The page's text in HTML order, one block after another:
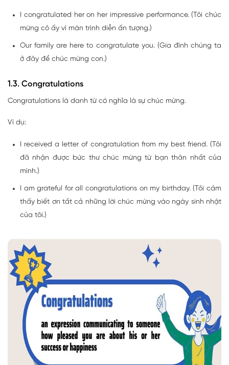
I congratulated her on her impressive performance. (Tôi chúc
mừng cô ấy vì màn trình diễn ấn tượng.)
Our family are here to congratulate you. (Gia đình chúng ta
ở đây để chúc mừng con.)
1.3. Congratulations
Congratulations là danh từ có nghĩa là sự chúc mừng.
Ví dụ:
I received a letter of congratulation from my best friend. (Tôi
đã nhận được bức thư chúc mừng từ bạn thân nhất của
mình.)
I am grateful for all congratulations on my birthday. (Tôi cảm
thấy biết ơn tất cả những lời chúc mừng vào ngày sinh nhật
của tôi.)